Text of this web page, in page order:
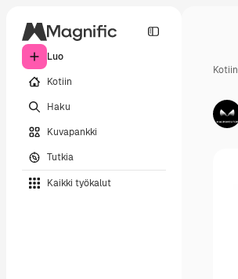
Luo
Kotiin
Haku
Kuvapankki
Tutkia
Kaikki työkalut
Kotiin